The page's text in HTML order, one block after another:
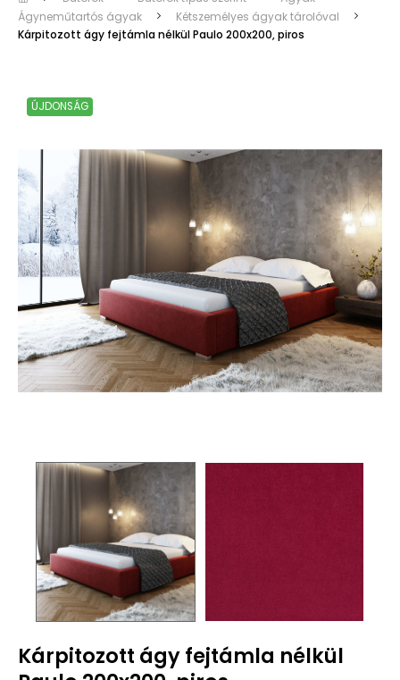
Ágyneműtartós ágyak
Kétszemélyes ágyak tárolóval
Kárpitozott ágy fejtámla nélkül Paulo 200x200, piros
ÚJDONSÁG
Kárpitozott ágy fejtámla nélkül